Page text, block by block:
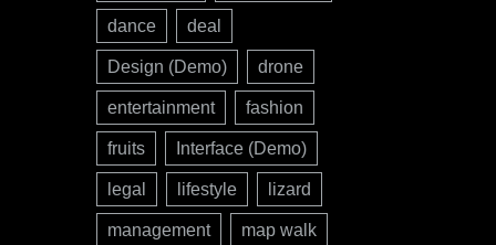
dance deal
Design (Demo) drone
entertainment fashion
fruits Interface (Demo)
legal lifestyle lizard
management map walk